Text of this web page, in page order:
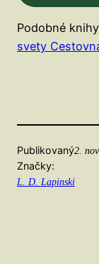
Podobné
svety
Publikovaný2.
Značky:
L. D. Lapinski